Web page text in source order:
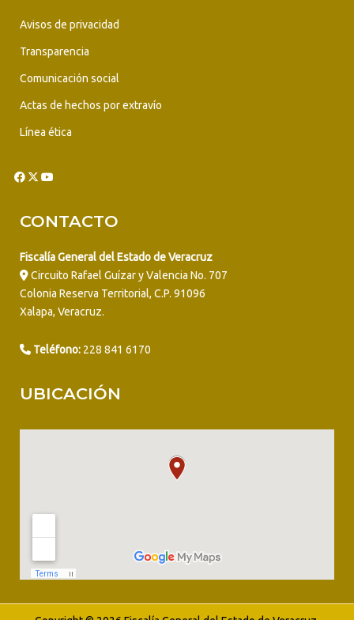
Avisos de privacidad
Transparencia
Comunicación social
Actas de hechos por extravío
Línea ética
CONTACTO
Fiscalía General del Estado de Veracruz
Circuito Rafael Guízar y Valencia No. 707
Colonia Reserva Territorial, C.P. 91096
Xalapa, Veracruz.
Teléfono: 228 841 6170
UBICACIÓN